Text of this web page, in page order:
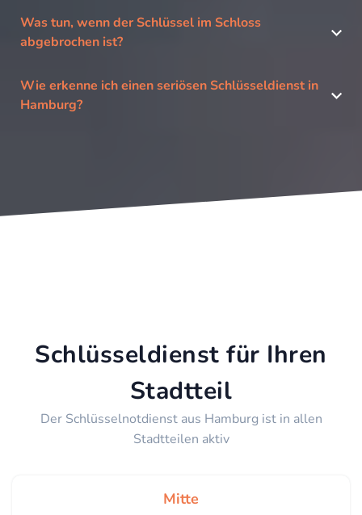
Was tun, wenn der Schlüssel im Schloss
abgebrochen ist?
Wie erkenne ich einen seriösen Schlüsseldienst in
Hamburg?
Schlüsseldienst für Ihren
Stadtteil
Der Schlüsselnotdienst aus Hamburg ist in allen
Stadtteilen aktiv
Mitte